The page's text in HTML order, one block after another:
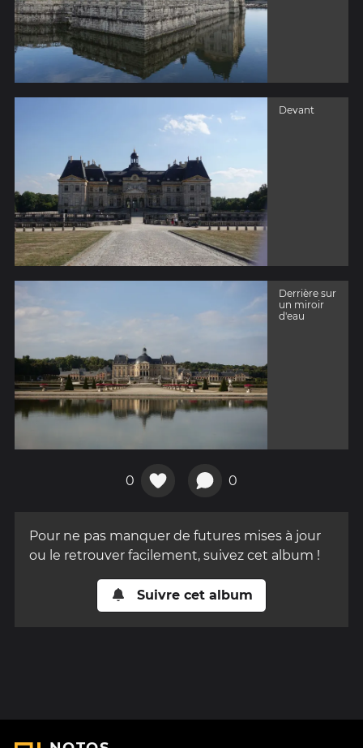
Devant
Derrière sur
un miroir
d'eau
0 0
Pour ne pas manquer de futures mises à jour
ou le retrouver facilement, suivez cet album !
Suivre cet album